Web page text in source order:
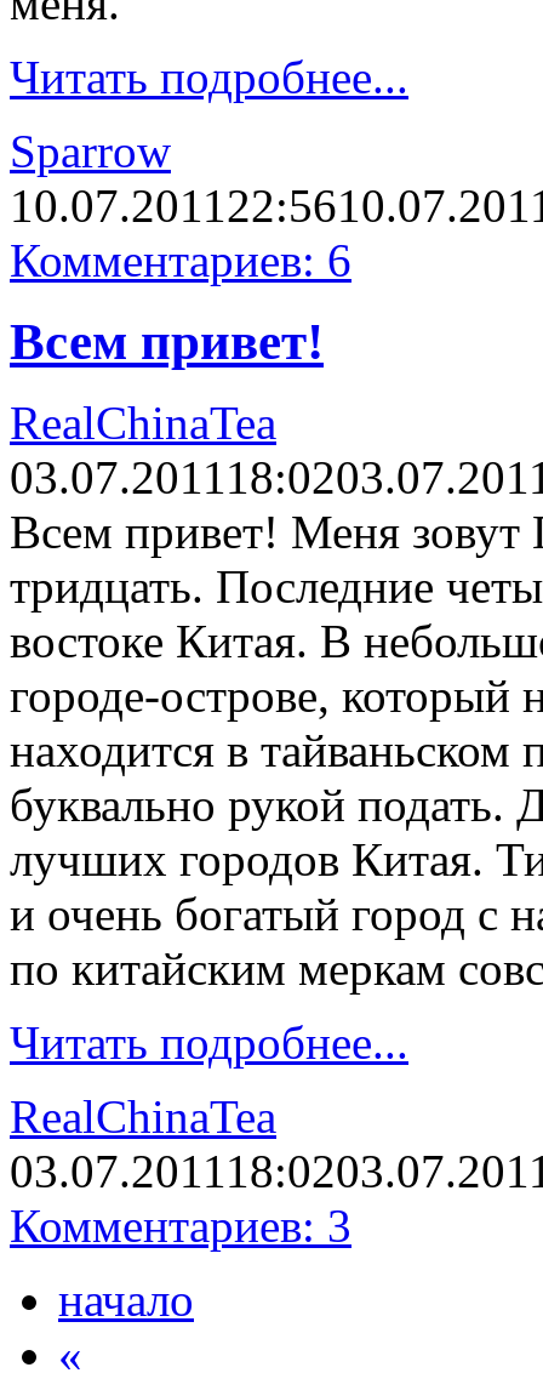
Читать подробнее...
Sparrow
10.07.201122:56
Комментариев: 6
Всем привет!
RealChinaTea
03.07.201118:02
Всем привет! Меня
тридцать. Последние
востоке Китая. В
городе-острове, который
находится в
буквально рукой
лучших городов Китая.
и очень богатый город с
по китайским меркам
Читать подробнее...
RealChinaTea
03.07.201118:02
Комментариев: 3
начало
«